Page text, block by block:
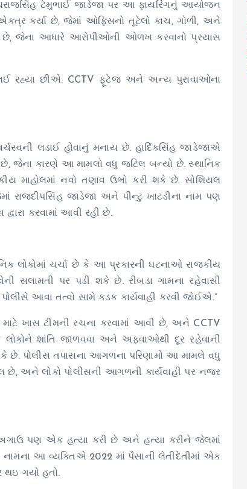
ટેમુભાઈ જાડેજા પર આ ફાયરિંગનું આયોજન
કર્યા છે, જેમાં ઓફિસનો તૂટેલો કાચ, ગોળી, અને
જેના આધારે આરોપીઓની ઓળખ કરવાનો પ્રયાસ
રહ્યા છીએ. CCTV ફૂટેજ અને અન્ય પુરાવાઓના
લડાઈ હોવાનું મનાય છે. હાર્દિકસિંહ જાડેજાએ
છે, જેના કારણે આ મામલો વધુ જટિલ બન્યો છે. સ્થાનિક
માહોલમાં નવો તણાવ ઉભો કરી શકે છે. સોશિયલ
રાજદીપસિંહ જાડેજા અને પીન્ટુ ખાટડીના નામ પણ
કરવામાં આવી રહી છે.
લોકોમાં ચર્ચા છે કે આ પ્રકારની ઘટનાઓ રાજકીય
સલામતી પર પડી શકે છે. રીબડા ગામના રહેવાસી
આવા તત્વો સામે કડક કાર્યવાહી કરવી જોઈએ.”
ખાસ ટીમની રચના કરવામાં આવી છે, અને CCTV
લોકોને શાંતિ જાળવવા અને અફવાઓથી દૂર રહેવાની
છે. પોલીસ તપાસના આગળના પરિણામો આ મામલે વધુ
છે, અને લોકો પોલીસની આગળની કાર્યવાહી પર નજર
અગાઉ પણ એક હત્યા કરી છે અને હત્યા કરીને જેલમાં
નામના આ વ્યક્તિએ 2022 માં પૈસાની લેતીદેતીમાં એક
થઇ ગયો હતો.